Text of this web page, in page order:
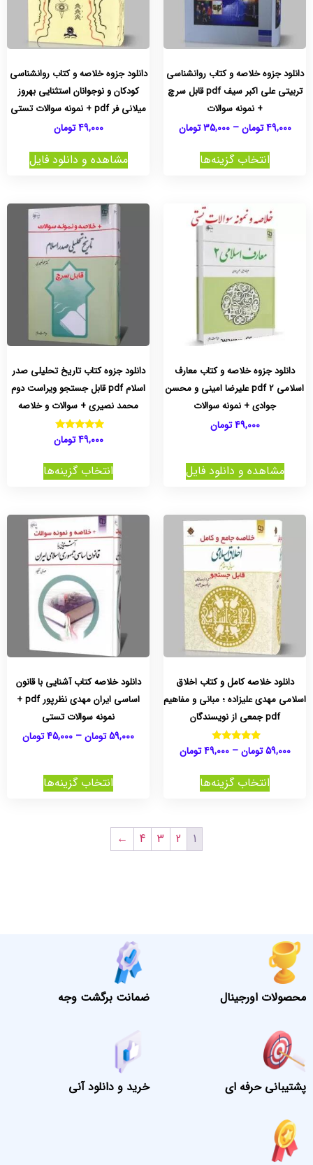
دانلود جزوه خلاصه و کتاب روانشناسی
تربیتی علی اکبر سیف pdf قابل سرچ
+ نمونه سوالات
49,000 تومان –
35,000 تومان
انتخاب گزینه‌ها
دانلود جزوه خلاصه و کتاب روانشناسی
کودکان و نوجوانان استثنایی بهروز
میلانی فر pdf + نمونه سوالات تستی
49,000 تومان
مشاهده و دانلود فایل
دانلود جزوه خلاصه و کتاب معارف
اسلامی 2 pdf علیرضا امینی و محسن
جوادی + نمونه سوالات
49,000 تومان
مشاهده و دانلود فایل
دانلود جزوه کتاب تاریخ تحلیلی صدر
اسلام pdf قابل جستجو ویراست دوم
محمد نصیری + سوالات و خلاصه
نمره
5.0049,000 تومان
انتخاب گزینه‌ها
دانلود خلاصه کامل و کتاب اخلاق
اسلامی مهدی علیزاده ؛ مبانی و مفاهیم
pdf جمعی از نویسندگان
نمره
5.00
59,000 تومان –
49,000 تومان
انتخاب گزینه‌ها
دانلود خلاصه کتاب آشنایی با قانون
اساسی ایران مهدی نظرپور pdf +
نمونه سوالات تستی
59,000تومان–
45,000تومان
انتخاب گزینه‌ها
1
2
3
4
←
محصولات اورجینال ضمانت برگشت وجه
پشتیبانی حرفه ای خرید و دانلود آنی